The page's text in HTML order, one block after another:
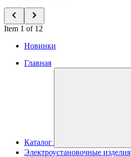
Item 1 of 12
Новинки
Главная
Каталог
Электроустановочные изделия